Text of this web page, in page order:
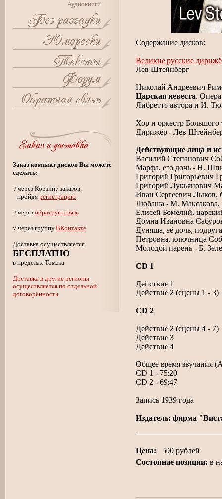
Аудиокниги
Заказ компакт-дисков Вы можете
сделать:
√ через Корзину заказов,
пройдя регистрацию
√ через обратную связь
√ через группу ВКонтакте
Доставка осуществляется
БЕСПЛАТНО
в пределах Томска
Доставка в другие регионы
осуществляется по отдельной
договорённости
Содержание дисков:
Великие русские
Лев Штейнберг
Николай Андреевич
Царская невеста. Опера
Либретто автора и И.
Хор и оркестр Большого
Дирижёр - Лев
Действующие лица и
Василий Степанович
Марфа, его дочь - Н.
Григорий Григорьевич
Григорий Лукьянович
Иван Сергеевич Лыков,
Любаша - М. Максакова,
Елисей Бомелий,
Домна Ивановна
Дуняша, её дочь,
Петровна, ключница
Молодой парень - Б.
CD 1
Действие 1
Действие 2 (сцены 1 - 3)
CD 2
Действие 2 (сцены 4 - 7)
Действие 3
Действие 4
Общее время звучания
CD 1 - 75:20
CD 2 - 69:47
Запись 1939 года
Издатель: фирма
Цена:
500 рублей
Состояние позиции: в